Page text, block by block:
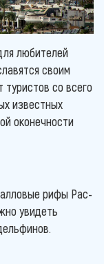
любителей
своим
со всего
известных
оконечности
рифы Рас-
увидеть